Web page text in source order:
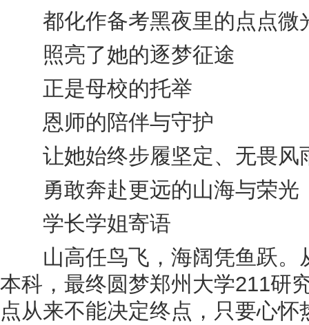
都化作备考黑夜里的点点微
照亮了她的逐梦征途
正是母校的托举
恩师的陪伴与守护
让她始终步履坚定、无畏风
勇敢奔赴更远的山海与荣光
学长学姐寄语
山高任鸟飞，海阔凭鱼跃。
本科，最终圆梦郑州大学211研
点从来不能决定终点，只要心